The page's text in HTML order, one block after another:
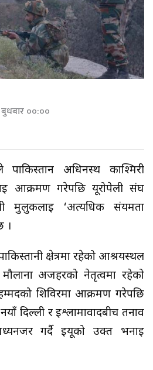
००:००
अधिनस्थ काश्मिरी
आक्रमण गरेपछि यूरोपेली संघ
मुलुकलाई ‘अत्यधिक संयमता
।
क्षेत्रमा रहेको आश्रयस्थल
अजहरको नेतृत्वमा रहेको
शिविरमा आक्रमण गरेपछि
दिल्ली र इश्लामावादबीच तनाव
गर्दै इयूको उक्त भनाई